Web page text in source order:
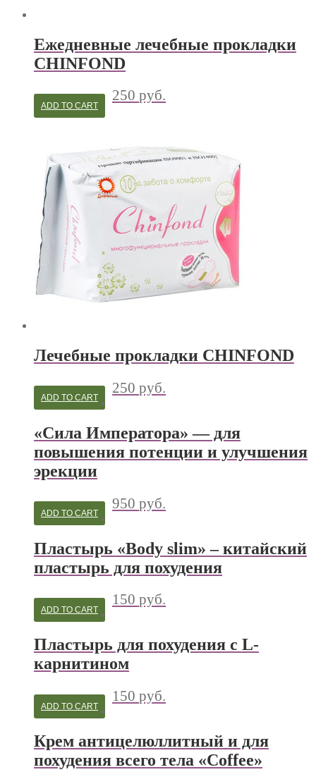
Ежедневные лечебные прокладки
CHINFOND
250 руб.
ADD TO CART
Лечебные прокладки CHINFOND
250 руб.
ADD TO CART
«Сила Императора» — для
повышения потенции и улучшения
эрекции
950 руб.
ADD TO CART
Пластырь «Body slim» – китайский
пластырь для похудения
150 руб.
ADD TO CART
Пластырь для похудения с L-
карнитином
150 руб.
ADD TO CART
Крем антицелюллитный и для
похудения всего тела «Coffee»